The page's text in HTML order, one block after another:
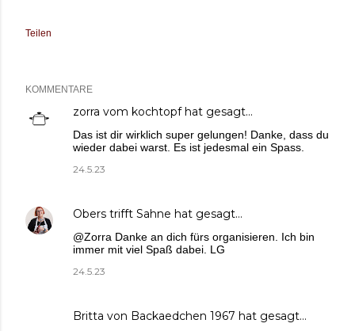
Teilen
KOMMENTARE
zorra vom kochtopfhat gesagt…
Das ist dir wirklich super gelungen! Danke, dass du
wieder dabei warst. Es ist jedesmal ein Spass.
24.5.23
Obers trifft Sahne hat gesagt…
@Zorra Danke an dich fürs organisieren. Ich bin
immer mit viel Spaß dabei. LG
24.5.23
Britta von Backaedchen 1967 hat gesagt…